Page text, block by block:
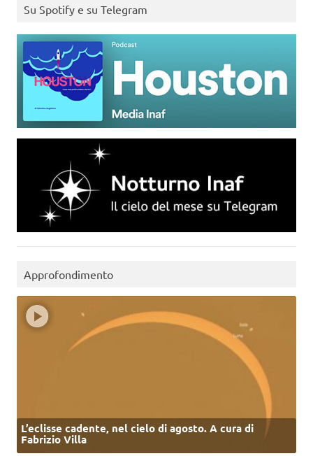
Su Spotify e su Telegram
Approfondimento
L’eclisse cadente, nel cielo di agosto. A cura di
Fabrizio Villa